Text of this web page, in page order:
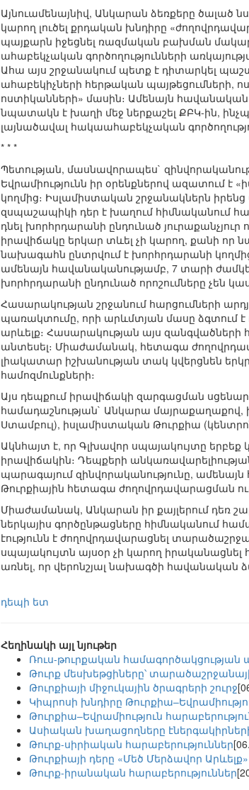
Այնուամենայնիվ, Անկարան ձեռքերը ծալած
կարող լուծել քրդական խնդիրը
պայքարն իջեցնել ռազմական բախման
ահաբեկչական գործողությունների
Ահա այս շրջանակում պետք է դիտարկել
ահաբեկիչների հերթական
ոստիկանների» մասին։ Ամենայն
նպատակն է խաղի մեջ ներքաշել ՔԲԿ-ին,
լայնածավալ հակաահաբեկչական
* * *
Պետության, մասնավորապես`
Եվրամիությունն իր օրենքներով ազատում է
կողմից։ Իսլամիստական շրջանակներն
զսպաշապիկի դեր է խաղում հիմնականում
դնել խորհրդարանի ընդունած
իրավիճակը երկար տևել չի կարող, քանի որ
նախագահն ընտրվում է խորհրդարանի
ամենայն հավանականությամբ, 7 տարի
խորհրդարանի ընդունած որոշումները չեն
Հասարակության շրջանում հարցումների
պառակտումը, որի արևմտյան մասը ձգտում է
արևելք։ Հասարակության այս զանգվածների
անտեսել։ Միաժամանակ, հետագա
լիակատար իշխանության տակ կվերցնեն
համոզմունքների։
Այս դեպքում իրավիճակի զարգացման
համադաշնության` Անկարա մայրաքաղաքով,
Ստամբուլ), իսլամիստական Թուրքիա
Ակնհայտ է, որ Գլխավոր սպայակույտը երբեք
իրավիճակին։ Դեպքերի
պարագայում զինվորականությունը,
Թուրքիային հետագա ժողովրդավարացման
Միաժամանակ, Անկարան իր քայլերում դեռ
ներկայիս գործընթացները հիմնականում
էությունն է ժողովրդավարացնել
սպայակույտն այսօր չի կարող
առնել, որ վերոնշյալ նախագծի հավանական
դեպի ետ
Հեղինակի այլ նյութեր
Ռուս-թուրքական համագործակցության
Թուրք մեսխեթցիները՝
Թուրքիայի միջուկային ծրագրերի շուրջ
Կիպրոսի խնդիրը
Թուրքիա–Եվրամիություն
Ասիական խաղացողները
Թուրք-սիրիական հարաբերություններ
Թուրքիայի դերը «Մեծ Մերձավոր
Թուրք-իրանական հարաբերություններ